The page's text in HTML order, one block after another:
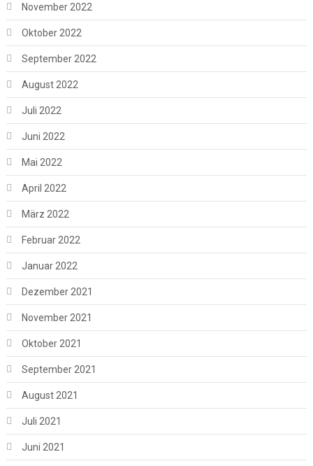
November 2022
Oktober 2022
September 2022
August 2022
Juli 2022
Juni 2022
Mai 2022
April 2022
März 2022
Februar 2022
Januar 2022
Dezember 2021
November 2021
Oktober 2021
September 2021
August 2021
Juli 2021
Juni 2021